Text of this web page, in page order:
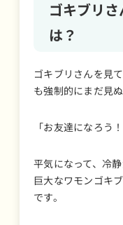
ゴキブリ
は？
ゴキブリさんを見
も強制的にまだ見
「お友達になろう
平気になって、冷
巨大なワモンゴキ
です。